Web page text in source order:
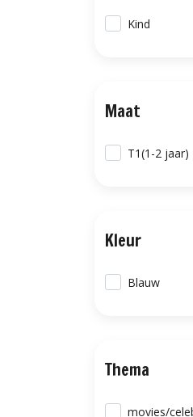
Kind
Maat
T1(1-2 jaar)
Kleur
Blauw
Thema
movies/